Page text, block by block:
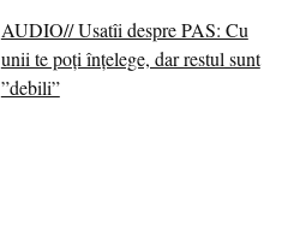
AUDIO// Usatîi despre PAS: Cu
unii te poți înțelege, dar restul sunt
”debili”